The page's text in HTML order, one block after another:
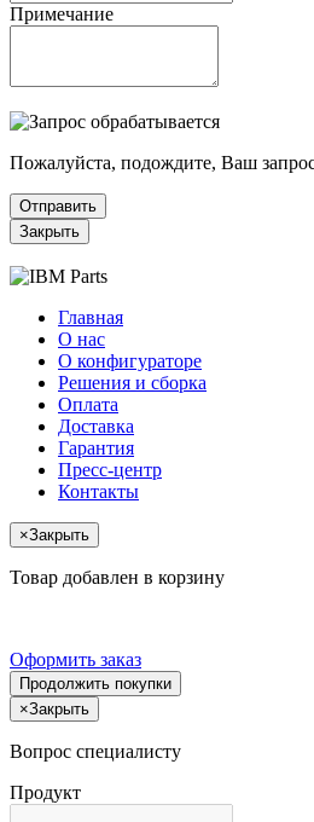
Примечание
Пожалуйста, подождите, Ваш
Отправить
Закрыть
Главная
О нас
О конфигураторе
Решения и сборка
Оплата
Доставка
Гарантия
Пресс-центр
Контакты
×Закрыть
Товар добавлен в корзину
Оформить заказ
Продолжить покупки
×Закрыть
Вопрос специалисту
Продукт